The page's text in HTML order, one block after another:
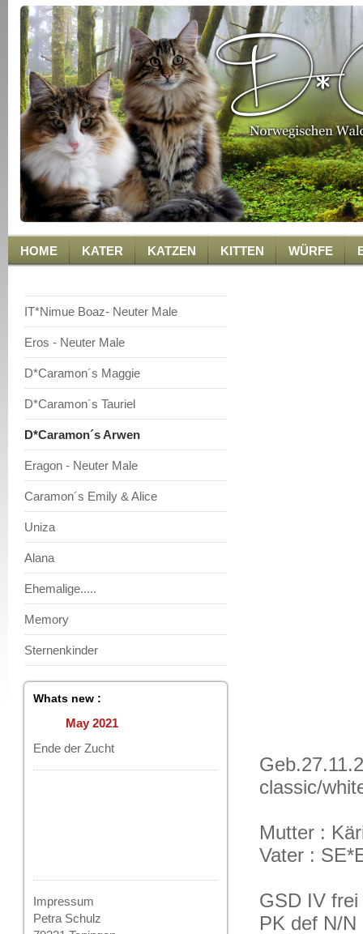
HOME KATER KATZEN KITTEN WÜRFE
IT*Nimue Boaz- Neuter Male
Eros - Neuter Male
D*Caramon´s Maggie
D*Caramon´s Tauriel
D*Caramon´s Arwen
Eragon - Neuter Male
Caramon´s Emily & Alice
Uniza
Alana
Ehemalige.....
Memory
Sternenkinder
Whats new :
May 2021
Ende der Zucht
Impressum
Petra Schulz
classic/
Mutter :
Vater :
GSD IV frei
PK def N/